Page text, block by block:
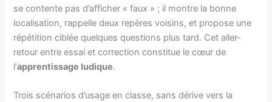
se contente pas d’afficher « faux » ; il montre la bonne
localisation, rappelle deux repères voisins, et propose une
répétition ciblée quelques questions plus tard. Cet aller-
retour entre essai et correction constitue le cœur de
l’apprentissage ludique.
Trois scénarios d’usage en classe, sans dérive vers la